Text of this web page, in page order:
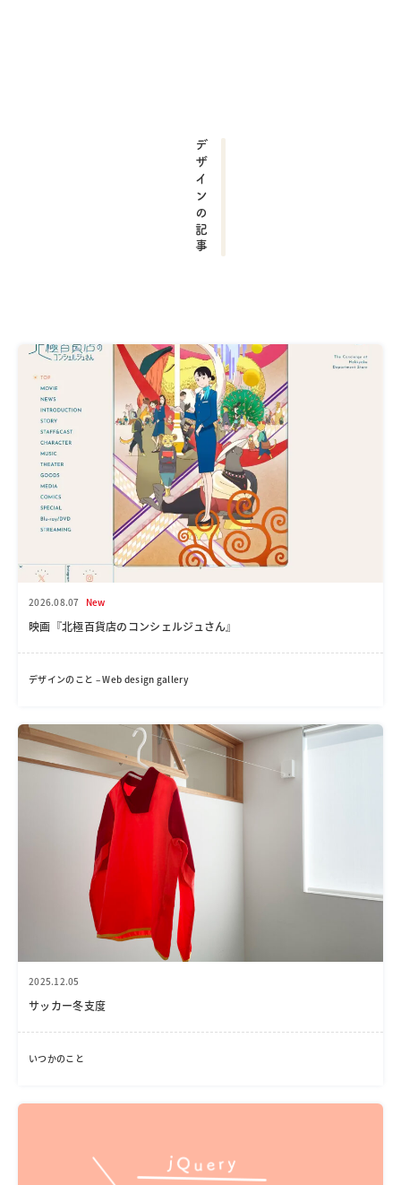
デザインの記事
2026.08.07 New
映画『北極百貨店のコンシェルジュさん』
デザインのこと – Web design gallery
2025.12.05
サッカー冬支度
いつかのこと